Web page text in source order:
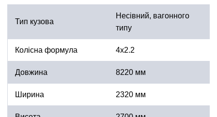
Тип кузова
Несівний, вагонного
типу
Колісна формула 4х2.2
Довжина 8220 мм
Ширина 2320 мм